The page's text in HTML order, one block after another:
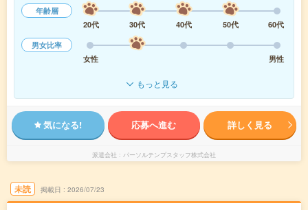
年齢層
20代
30代 40代 50代
60代
男女比率
女性
男性
もっと見る
気になる! 応募へ進む 詳しく見る
派遣会社 パーソルテンプスタッフ株式会社
未読 掲載日 2026/07/23